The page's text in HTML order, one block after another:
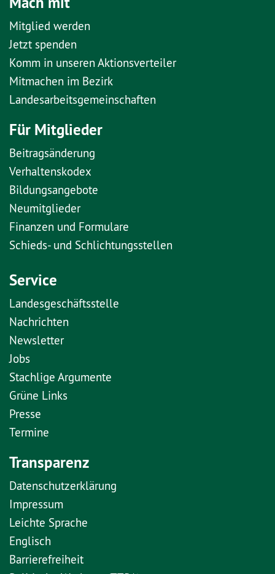
Mitglied werden
Jetzt spenden
Komm in unseren Aktionsverteiler
Mitmachen im Bezirk
Landesarbeitsgemeinschaften
Für Mitglieder
Beitragsänderung
Verhaltenskodex
Bildungsangebote
Neumitglieder
Finanzen und Formulare
Schieds- und Schlichtungsstellen
Service
Landesgeschäftsstelle
Nachrichten
Newsletter
Jobs
Stachlige Argumente
Grüne Links
Presse
Termine
Transparenz
Datenschutzerklärung
Impressum
Leichte Sprache
Englisch
Barrierefreiheit